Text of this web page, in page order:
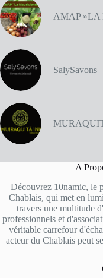
AMAP »LA
SalySavons
A
Découvrez 10namic, le
Chablais, qui met en
travers une multitude
professionnels et
véritable carrefour
acteur du Chablais peut